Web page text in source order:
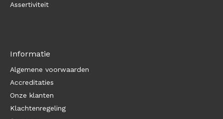
Assertiviteit
Informatie
Algemene voorwaarden
Accreditaties
Onze klanten
Klachtenregeling